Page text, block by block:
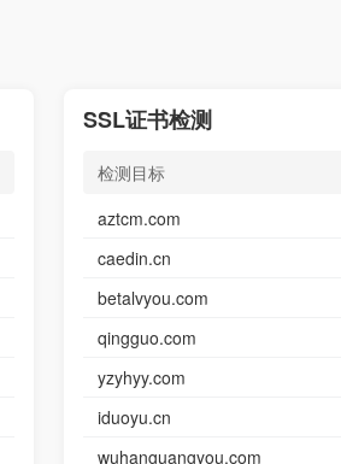
SSL证书检测
检测目标
aztcm.com
caedin.cn
betalvyou.com
qingguo.com
yzyhyy.com
iduoyu.cn
wuhanguangyou.com